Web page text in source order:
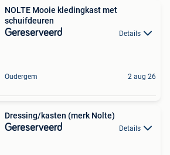
NOLTE Mooie kledingkast met
schuifdeuren
Gereserveerd Details
Oudergem 2 aug 26
Dressing/kasten (merk Nolte)
Gereserveerd Details